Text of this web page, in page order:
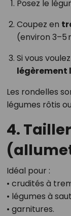
Posez le
Coupez en
(environ 3–5
Si vous
légèrement
Les rondelles
légumes rôtis
4.
Idéal pour :
• crudités à
• légumes à
• garnitures.